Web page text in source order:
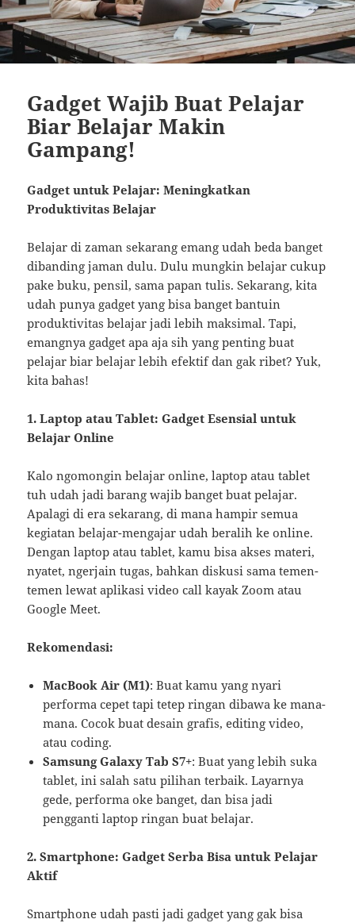
Gadget Wajib Buat Pelajar
Biar Belajar Makin
Gampang!
Gadget untuk Pelajar: Meningkatkan
Produktivitas Belajar
Belajar di zaman sekarang emang udah beda banget
dibanding jaman dulu. Dulu mungkin belajar cukup
pake buku, pensil, sama papan tulis. Sekarang, kita
udah punya gadget yang bisa banget bantuin
produktivitas belajar jadi lebih maksimal. Tapi,
emangnya gadget apa aja sih yang penting buat
pelajar biar belajar lebih efektif dan gak ribet? Yuk,
kita bahas!
1. Laptop atau Tablet: Gadget Esensial untuk
Belajar Online
Kalo ngomongin belajar online, laptop atau tablet
tuh udah jadi barang wajib banget buat pelajar.
Apalagi di era sekarang, di mana hampir semua
kegiatan belajar-mengajar udah beralih ke online.
Dengan laptop atau tablet, kamu bisa akses materi,
nyatet, ngerjain tugas, bahkan diskusi sama temen-
temen lewat aplikasi video call kayak Zoom atau
Google Meet.
Rekomendasi:
MacBook Air (M1): Buat kamu yang nyari
performa cepet tapi tetep ringan dibawa ke mana-
mana. Cocok buat desain grafis, editing video,
atau coding.
Samsung Galaxy Tab S7+: Buat yang lebih suka
tablet, ini salah satu pilihan terbaik. Layarnya
gede, performa oke banget, dan bisa jadi
pengganti laptop ringan buat belajar.
2. Smartphone: Gadget Serba Bisa untuk Pelajar
Aktif
Smartphone udah pasti jadi gadget yang gak bisa